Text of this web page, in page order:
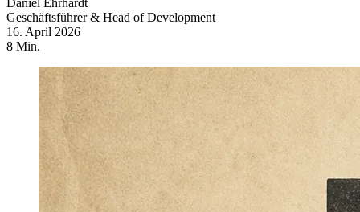
Geschäftsführer & Head of Development
16. April 2026
8 Min.